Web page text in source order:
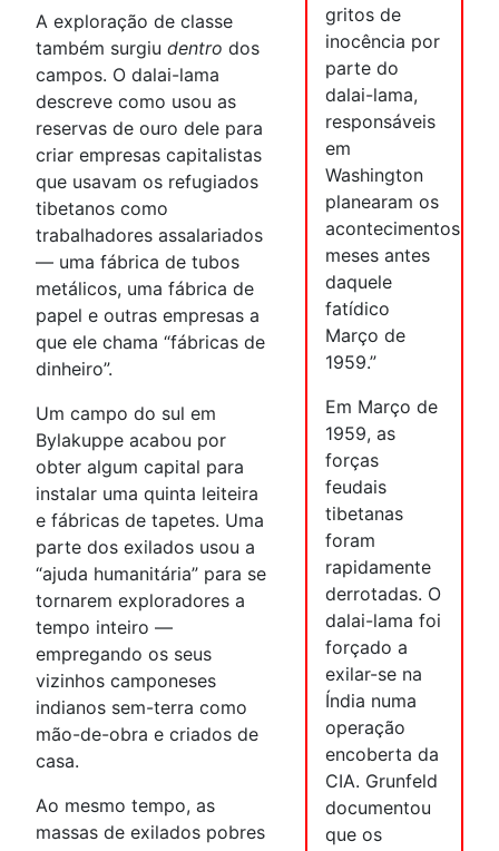
gritos de
inocência por
parte do
dalai-lama,
responsáveis
em
Washington
planearam os
acontecimentos
meses antes
daquele
fatídico
Março de
1959.”
Em Março de
1959, as
forças
feudais
tibetanas
foram
rapidamente
derrotadas. O
dalai-lama foi
forçado a
exilar-se na
Índia numa
operação
encoberta da
CIA. Grunfeld
documentou
que os
A exploração de classe
também surgiu dentro dos
campos. O dalai-lama
descreve como usou as
reservas de ouro dele para
criar empresas capitalistas
que usavam os refugiados
tibetanos como
trabalhadores assalariados
— uma fábrica de tubos
metálicos, uma fábrica de
papel e outras empresas a
que ele chama “fábricas de
dinheiro”.
Um campo do sul em
Bylakuppe acabou por
obter algum capital para
instalar uma quinta leiteira
e fábricas de tapetes. Uma
parte dos exilados usou a
“ajuda humanitária” para se
tornarem exploradores a
tempo inteiro —
empregando os seus
vizinhos camponeses
indianos sem-terra como
mão-de-obra e criados de
casa.
Ao mesmo tempo, as
massas de exilados pobres